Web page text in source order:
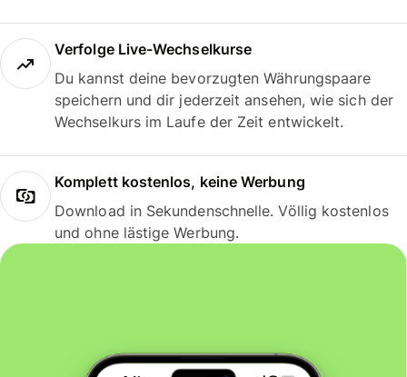
Verfolge Live-Wechselkurse
Du kannst deine bevorzugten Währungspaare
speichern und dir jederzeit ansehen, wie sich der
Wechselkurs im Laufe der Zeit entwickelt.
Komplett kostenlos, keine Werbung
Download in Sekundenschnelle. Völlig kostenlos
und ohne lästige Werbung.